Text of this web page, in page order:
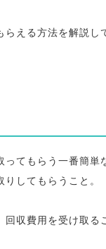
らえる方法を解説し
ってもらう一番簡単
してもらうこと。
回収費用を受け取る